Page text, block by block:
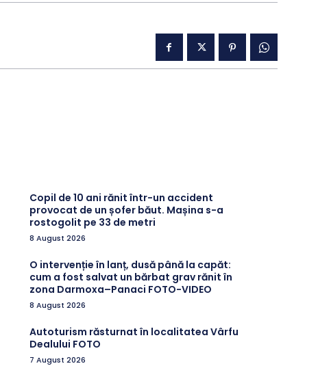
Copil de 10 ani rănit într-un accident
provocat de un șofer băut. Mașina s-a
rostogolit pe 33 de metri
8 August 2026
O intervenție în lanț, dusă până la capăt:
cum a fost salvat un bărbat grav rănit în
zona Darmoxa–Panaci FOTO-VIDEO
8 August 2026
Autoturism răsturnat în localitatea Vârfu
Dealului FOTO
7 August 2026